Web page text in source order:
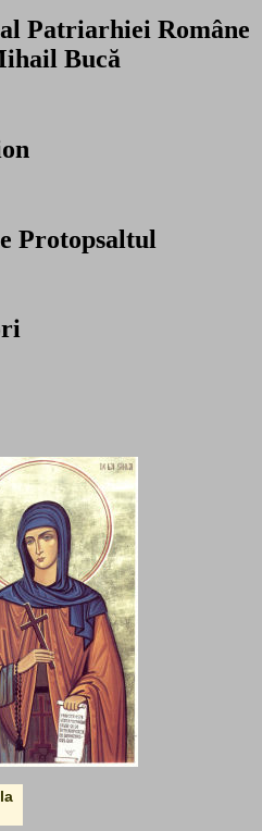
Patriarhiei Române
Bucă
Protopsaltul